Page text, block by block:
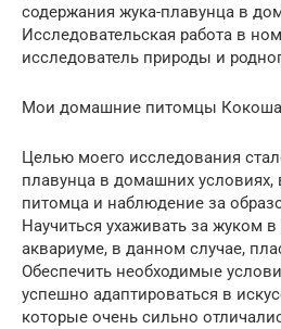
содержания жука-плавунца в
Исследовательская работа в
исследователь природы и
Мои домашние питомцы
Целью моего исследования
плавунца в домашних условиях,
питомца и наблюдение за
Научиться ухаживать за жуком
аквариуме, в данном случае,
Обеспечить необходимые
успешно адаптироваться в
которые очень сильно